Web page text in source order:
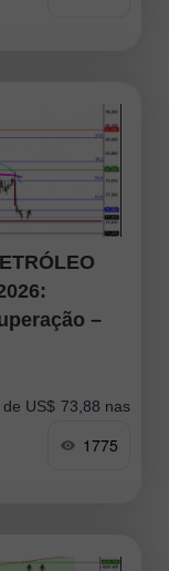
–
US$ 73,88 nas
como uma
em US$ 75 e,
1775